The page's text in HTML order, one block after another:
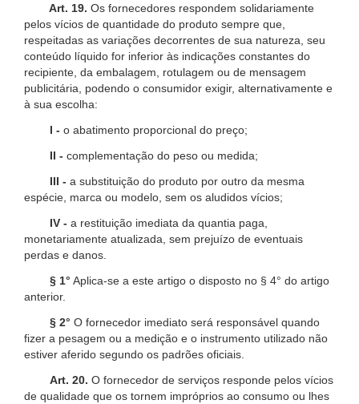
Art. 19. Os fornecedores respondem solidariamente
pelos vícios de quantidade do produto sempre que,
respeitadas as variações decorrentes de sua natureza, seu
conteúdo líquido for inferior às indicações constantes do
recipiente, da embalagem, rotulagem ou de mensagem
publicitária, podendo o consumidor exigir, alternativamente e
à sua escolha:
I - o abatimento proporcional do preço;
II - complementação do peso ou medida;
III - a substituição do produto por outro da mesma
espécie, marca ou modelo, sem os aludidos vícios;
IV - a restituição imediata da quantia paga,
monetariamente atualizada, sem prejuízo de eventuais
perdas e danos.
§ 1° Aplica-se a este artigo o disposto no § 4° do artigo
anterior.
§ 2° O fornecedor imediato será responsável quando
fizer a pesagem ou a medição e o instrumento utilizado não
estiver aferido segundo os padrões oficiais.
Art. 20. O fornecedor de serviços responde pelos vícios
de qualidade que os tornem impróprios ao consumo ou lhes